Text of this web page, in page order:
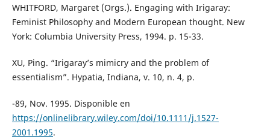
WHITFORD, Margaret (Orgs.). Engaging with Irigaray:
Feminist Philosophy and Modern European thought. New
York: Columbia University Press, 1994. p. 15-33.
XU, Ping. “Irigaray’s mimicry and the problem of
essentialism”. Hypatia, Indiana, v. 10, n. 4, p.
-89, Nov. 1995. Disponible en
https://onlinelibrary.wiley.com/doi/10.1111/j.1527-
2001.1995.